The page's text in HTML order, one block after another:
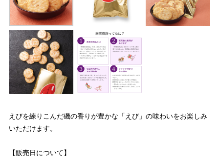
えびを練りこんだ磯の香りが豊かな「えび」の味わいをお楽しみ
いただけます。
【販売日について】